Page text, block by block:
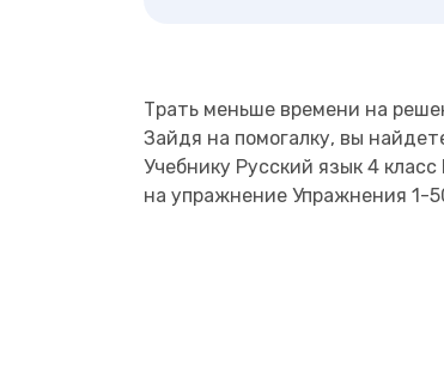
Трать меньше времени на
Зайдя на помогалку, вы
Учебнику Русский язык 4
на упражнение Упражнения 1-